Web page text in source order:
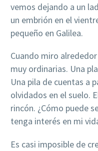
vemos dejando a un
un embrión en el
pequeño en Galilea.
Cuando miro
muy ordinarias. Una
Una pila de cuentas a
olvidados en el suelo.
rincón. ¿Cómo puede
tenga interés en mi
Es casi imposible de